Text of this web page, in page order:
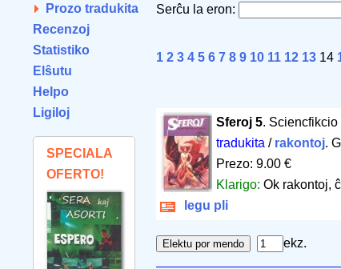
Prozo tradukita
Recenzoj
Statistiko
Elŝutu
Helpo
Ligiloj
SPECIALA
OFERTO!
Serĉu la eron:
1 2 3 4 5 6 7 8 9 10 11 12 13 14
Sferoj 5. Sciencfikcio
tradukita / rakontoj.
Prezo: 9.00 €
Klarigo:Ok rakontoj,
legu pli
ekz.